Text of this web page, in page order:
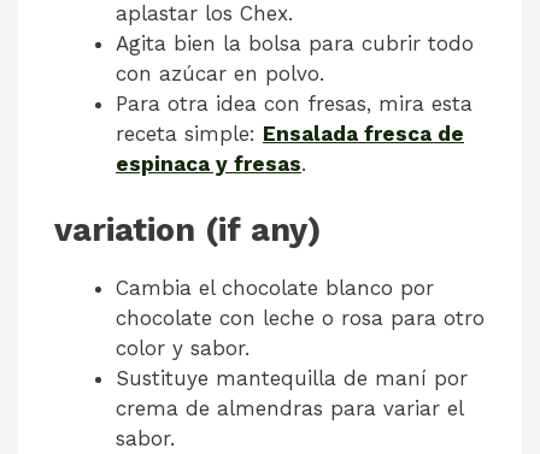
aplastar los Chex.
Agita bien la bolsa para cubrir todo
con azúcar en polvo.
Para otra idea con fresas, mira esta
receta simple: Ensalada fresca de
espinaca y fresas.
variation (if any)
Cambia el chocolate blanco por
chocolate con leche o rosa para otro
color y sabor.
Sustituye mantequilla de maní por
crema de almendras para variar el
sabor.